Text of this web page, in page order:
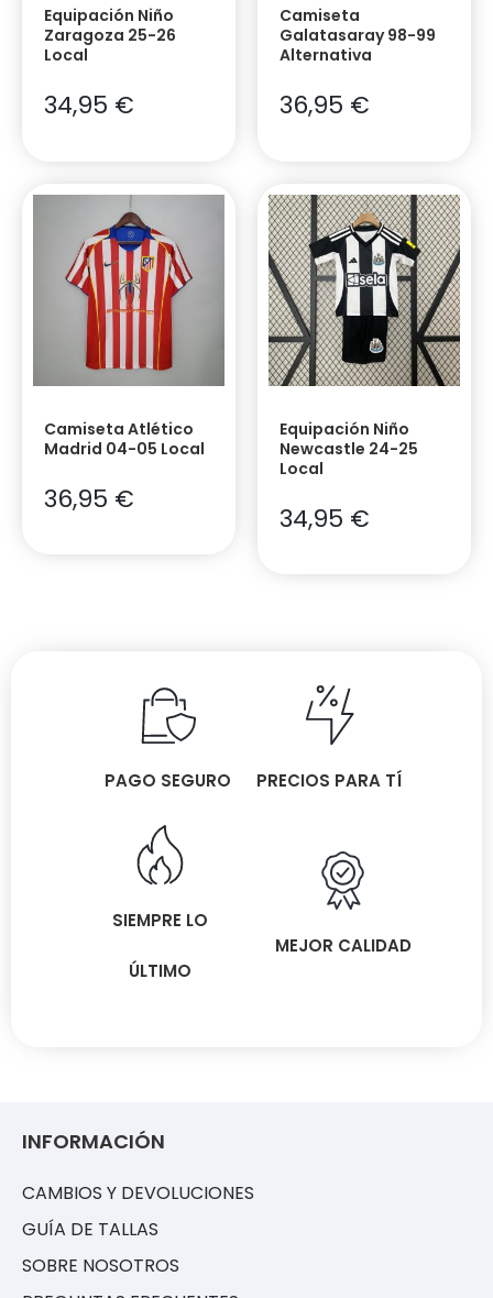
Equipación Niño
Zaragoza 25-26
Local
34,95 €
Camiseta
Galatasaray 98-99
Alternativa
36,95 €
Camiseta Atlético
Madrid 04-05 Local
36,95 €
Equipación Niño
Newcastle 24-25
Local
34,95 €
PAGO SEGURO PRECIOS PARA TÍ
SIEMPRE LO
ÚLTIMO
MEJOR CALIDAD
INFORMACIÓN
CAMBIOS Y DEVOLUCIONES
GUÍA DE TALLAS
SOBRE NOSOTROS